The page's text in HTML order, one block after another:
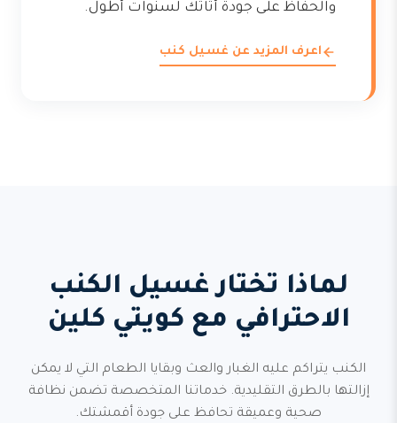
والحفاظ على جودة أثاثك لسنوات أطول.
اعرف المزيد عن غسيل كنب
لماذا تختار غسيل الكنب
الاحترافي مع كويتي كلين
الكنب يتراكم عليه الغبار والعث وبقايا الطعام التي لا يمكن
إزالتها بالطرق التقليدية. خدماتنا المتخصصة تضمن نظافة
صحية وعميقة تحافظ على جودة أقمشتك.